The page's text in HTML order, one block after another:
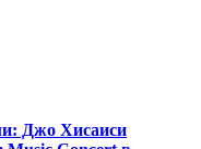
Джо Хисаиси